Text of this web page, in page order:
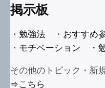
掲示板
・ 勉強法・ おすすめ
・ モチベーション ・
その他のトピック・新
⇒こちら